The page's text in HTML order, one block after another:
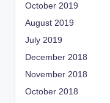
October 2019
August 2019
July 2019
December 2018
November 2018
October 2018